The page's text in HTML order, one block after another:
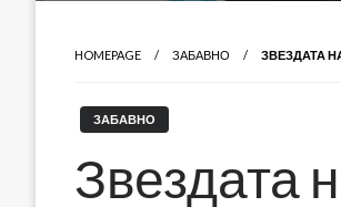
HOMEPAGE ЗАБАВНО ЗВЕЗДАТА
ЗАБАВНО
Звездата